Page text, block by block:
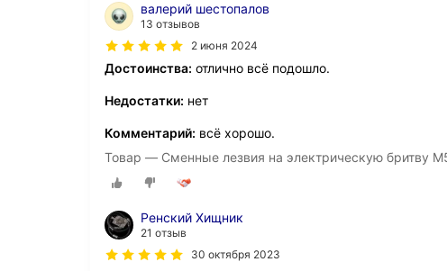
валерий шестопалов
13 отзывов
2 июня 2024
Достоинства: отлично всё подошло.
Недостатки: нет
Комментарий: всё хорошо.
Товар — Сменные лезвия на электрическую бритву
Ренский Хищник
21 отзыв
30 октября 2023